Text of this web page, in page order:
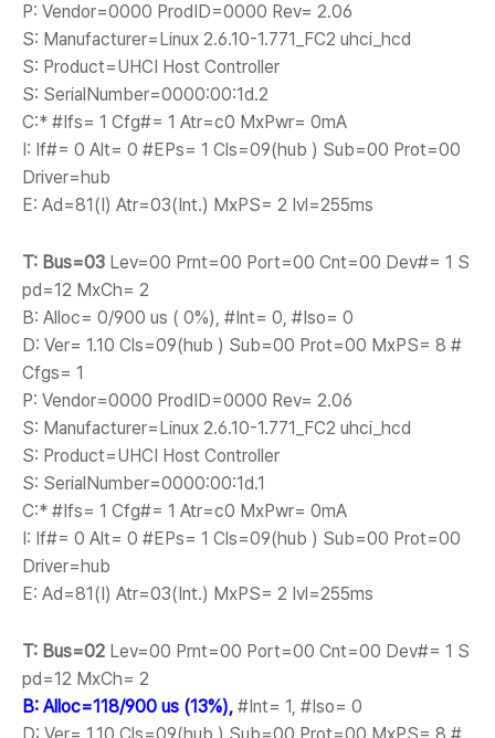
P: Vendor=0000 ProdID=0000 Rev= 2.06
S: Manufacturer=Linux 2.6.10-1.771_FC2 uhci_hcd
S: Product=UHCI Host Controller
S: SerialNumber=0000:00:1d.2
C:* #Ifs= 1 Cfg#= 1 Atr=c0 MxPwr= 0mA
I: If#= 0 Alt= 0 #EPs= 1 Cls=09(hub ) Sub=00 Prot=00
Driver=hub
E: Ad=81(I) Atr=03(Int.) MxPS= 2 Ivl=255ms
T: Bus=03 Lev=00 Prnt=00 Port=00 Cnt=00 Dev#= 1 S
pd=12 MxCh= 2
B: Alloc= 0/900 us ( 0%), #Int= 0, #Iso= 0
D: Ver= 1.10 Cls=09(hub ) Sub=00 Prot=00 MxPS= 8 #
Cfgs= 1
P: Vendor=0000 ProdID=0000 Rev= 2.06
S: Manufacturer=Linux 2.6.10-1.771_FC2 uhci_hcd
S: Product=UHCI Host Controller
S: SerialNumber=0000:00:1d.1
C:* #Ifs= 1 Cfg#= 1 Atr=c0 MxPwr= 0mA
I: If#= 0 Alt= 0 #EPs= 1 Cls=09(hub ) Sub=00 Prot=00
Driver=hub
E: Ad=81(I) Atr=03(Int.) MxPS= 2 Ivl=255ms
T: Bus=02 Lev=00 Prnt=00 Port=00 Cnt=00 Dev#= 1 S
pd=12 MxCh= 2
B: Alloc=118/900 us (13%), #Int= 1, #Iso= 0